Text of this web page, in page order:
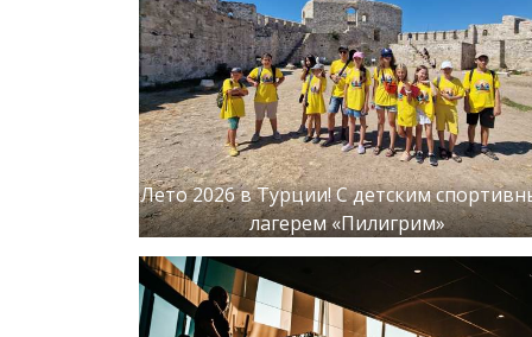
Лето 2026 в Турции! С детским
лагерем «Пилигрим»